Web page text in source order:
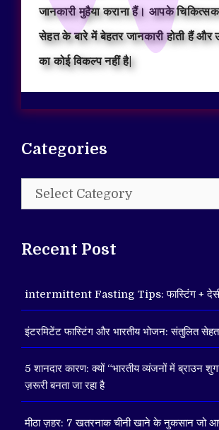
जानकारी मुहैया कराना हैं। आपके
सेहत के बारे में बेहतर जानकारी होती हैं और
का कोई विकल्प नहीं है|
Categories
Categories
Recent Post
intermittent Fasting Tips: फास्टिंग + देसी
इंटरमिटेंट फास्टिंग और भारतीय भोजन: संतुलित सेहत
5 शानदार कारण: क्यों “भारतीय व्यंजनों में ब्राउन
ज़रूरी बनता जा रहा है
मीठा ज़हर: 7 खतरनाक चीनी खाने के नुकसान जो